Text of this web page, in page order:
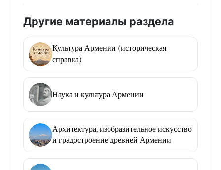
Другие материалы раздела
Культура Армении (историческая
справка)
Наука и культура Армении
Архитектура, изобразительное искусство
и градостроение древней Армении